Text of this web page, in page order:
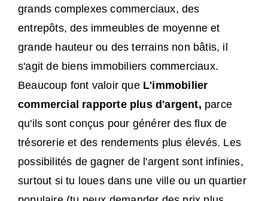
grands complexes commerciaux, des
entrepôts, des immeubles de moyenne et
grande hauteur ou des terrains non bâtis, il
s'agit de biens immobiliers commerciaux.
Beaucoup font valoir que L'immobilier
commercial rapporte plus d'argent, parce
qu'ils sont conçus pour générer des flux de
trésorerie et des rendements plus élevés. Les
possibilités de gagner de l'argent sont infinies,
surtout si tu loues dans une ville ou un quartier